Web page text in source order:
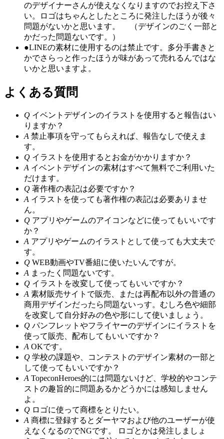
のデザイナーさんが使えなくなりますのでお控え下さ
い。ロゴはちゃんとしたところに発注したほうが後々
問題がないかと思います。 （デザインのごく一部と
かだった問題ないです。）
●LINEの素材に使用するのは禁止です。多分手書きと
かでさらっと作ったほうが味があって売れるんではな
いかと思いますよ。
よくある質問
Q イベントデザインのイラストを使用すると報告はい
りますか？
A 禁止事項を守ってもらえれば、報告なしで使えま
す。
Q イラストを使用するとお金がかかりますか？
A イベントデザインの素材はすべて無料でご利用いた
だけます。
Q 著作権の表記は必要ですか？
A イラストを使っても著作権の表記は必要ありませ
ん。
Q アプリやゲームのアイコンなどに使ってもいいです
か？
A アプリやゲームのイラストとして使っても大丈夫で
す。
Q WEB動画やTV番組に使いたいんですが。
A まったく問題ないです。
Q イラストを改変して使ってもいいですか？
A 素材販売サイトで販売、または再配布以外の普通の
商用デザインだったら問題ないっす。むしろ色や細部
を改変して自分好みの色や形にして使いましょう。
Q パンフレットやフライヤーのデザインにイラストを
使って販売、配布してもいいですか？
A OKです。
Q 学校の課題や、コンテストのデザイン素材の一部と
して使ってもいいですか？
A TopeconHeroes的には問題ないけど、学校的やコンテ
ストの趣旨的に問題あるかどうかには感知しません
よ。
Q ロゴに使って商標をとりたい。
A 商標に登録するとダーヤマおよび他のユーザーが使
えなくなるのでNGです。 ロゴとかは発注しましょ